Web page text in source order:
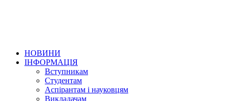
НОВИНИ
ІНФОРМАЦІЯ
Вступникам
Студентам
Аспірантам і науковцям
Викладачам